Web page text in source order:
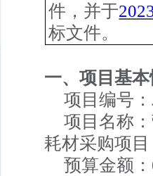
件，并于
标文件。
一、项目基
项目编号：
项目名称
耗材采购项目
预算金额：